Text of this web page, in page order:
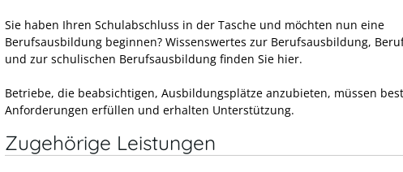
Sie haben Ihren Schulabschluss in der Tasche und möchten nun eine
Berufsausbildung beginnen? Wissenswertes zur Berufsausbildung,
und zur schulischen Berufsausbildung finden Sie hier.
Betriebe, die beabsichtigen, Ausbildungsplätze anzubieten, müssen
Anforderungen erfüllen und erhalten Unterstützung.
Zugehörige Leistungen